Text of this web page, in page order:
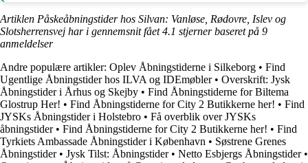
Artiklen Påskeåbningstider hos Silvan: Vanløse, Rødovre, Islev og
Slotsherrensvej har i gennemsnit fået4.1 stjerner baseret på 9
anmeldelser
Andre populære artikler: Oplev Åbningstiderne i Silkeborg • Find
Ugentlige Åbningstider hos ILVA og IDEmøbler• Overskrift: Jysk
Åbningstider i Århus og Skejby • Find Åbningstiderne for Biltema
Glostrup Her! • Find Åbningstiderne for City 2 Butikkerne her! • Find
JYSKs Åbningstider i Holstebro • Få overblik over JYSKs
åbningstider• Find Åbningstiderne for City 2 Butikkerne her! • Find
Tyrkiets Ambassade Åbningstider i København • Søstrene Grenes
Åbningstider• Jysk Tilst: Åbningstider• Netto Esbjergs Åbningstider•